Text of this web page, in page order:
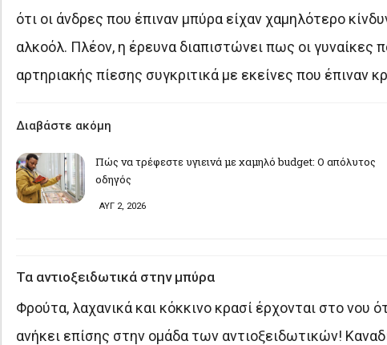
ότι οι άνδρες που έπιναν μπύρα είχαν χαμηλότερο
αλκοόλ. Πλέον, η έρευνα διαπιστώνει πως οι γυναίκες
αρτηριακής πίεσης συγκριτικά με εκείνες που έπιναν
Διαβάστε ακόμη
Πώς να τρέφεστε υγιεινά με χαμηλό budget: Ο απόλυτος
οδηγός
ΑΥΓ 2, 2026
Τα αντιοξειδωτικά στην μπύρα
Φρούτα, λαχανικά και κόκκινο κρασί έρχονται στο νου
ανήκει επίσης στην ομάδα των αντιοξειδωτικών!